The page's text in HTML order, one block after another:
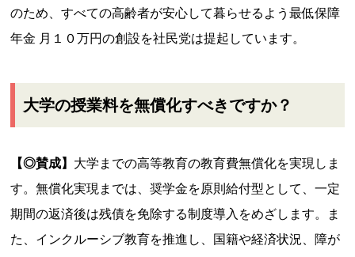
のため、すべての高齢者が安心して暮らせるよう最低保障
年金 月１０万円の創設を社民党は提起しています。
大学の授業料を無償化すべきですか？
【◎賛成】 大学までの高等教育の教育費無償化を実現しま
す。無償化実現までは、奨学金を原則給付型として、一定
期間の返済後は残債を免除する制度導入をめざします。ま
た、インクルーシブ教育を推進し、国籍や経済状況、障が